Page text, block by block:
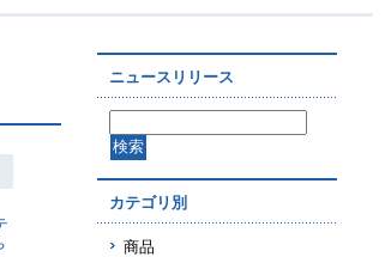
ニュースリリース
カテゴリ別
商品